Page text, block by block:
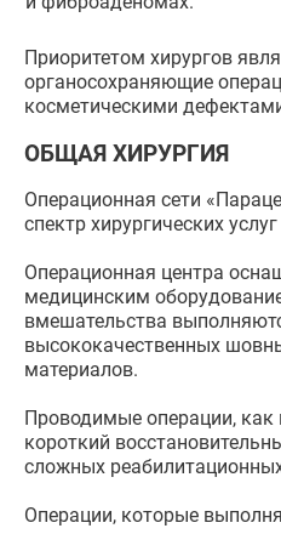
Приоритетом хирургов
органосохраняющие
косметическими
ОБЩАЯ ХИРУРГИЯ
Операционная сети
спектр хирургических
Операционная центра
медицинским
вмешательства
высококачественных
материалов.
Проводимые операции,
короткий
сложных
Операции, которые